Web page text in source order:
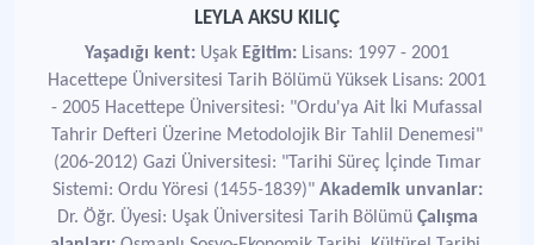
LEYLA AKSU KILIÇ
Yaşadığı kent: Uşak Eğitim: Lisans: 1997 - 2001
Hacettepe Üniversitesi Tarih Bölümü Yüksek Lisans: 2001
- 2005 Hacettepe Üniversitesi: "Ordu'ya Ait İki Mufassal
Tahrir Defteri Üzerine Metodolojik Bir Tahlil Denemesi"
(206-2012) Gazi Üniversitesi: "Tarihi Süreç İçinde Tımar
Sistemi: Ordu Yöresi (1455-1839)" Akademik unvanlar:
Dr. Öğr. Üyesi: Uşak Üniversitesi Tarih Bölümü Çalışma